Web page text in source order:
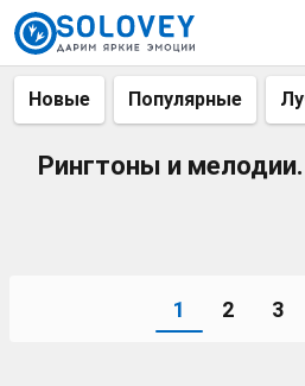
Новые Популярные
Рингтоны и
1 2 3